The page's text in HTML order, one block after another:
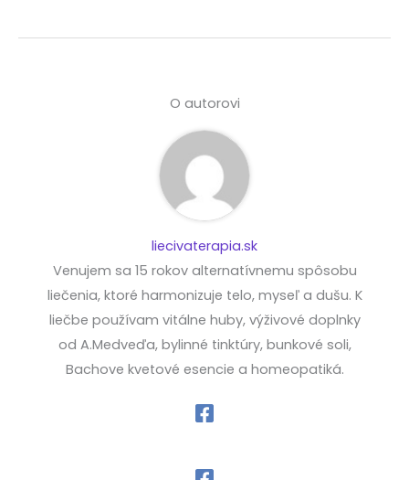
O autorovi
liecivaterapia.sk
Venujem sa 15 rokov alternatívnemu spôsobu
liečenia, ktoré harmonizuje telo, myseľ a dušu. K
liečbe používam vitálne huby, výživové doplnky
od A.Medveďa, bylinné tinktúry, bunkové soli,
Bachove kvetové esencie a homeopatiká.